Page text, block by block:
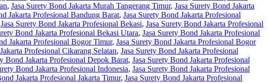
, Jasa Surety Bond Jakarta Murah Tangerang Timur, Jasa Surety Bond Jakarta
Jakarta Profesional Bandung Barat, Jasa Surety Bond Jakarta Profesional
Jasa Surety Bond Jakarta Profesional Bekasi, Jasa Surety Bond Jakarta Profesional
Bond Jakarta Profesional Bekasi Utara, Jasa Surety Bond Jakarta Profesional
Jakarta Profesional Bogor Timur, Jasa Surety Bond Jakarta Profesional Bogor
Profesional Cikarang Selatan, Jasa Surety Bond Jakarta Profesional
Bond Jakarta Profesional Depok Barat, Jasa Surety Bond Jakarta Profesional
Bond Jakarta Profesional Indonesia, Jasa Surety Bond Jakarta Profesional
Jakarta Profesional Jakarta Timur, Jasa Surety Bond Jakarta Profesional